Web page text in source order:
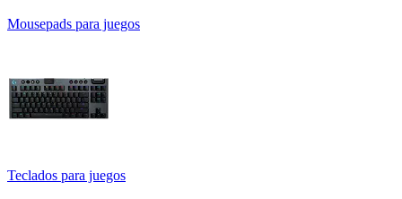
Mousepads para juegos
Teclados para juegos